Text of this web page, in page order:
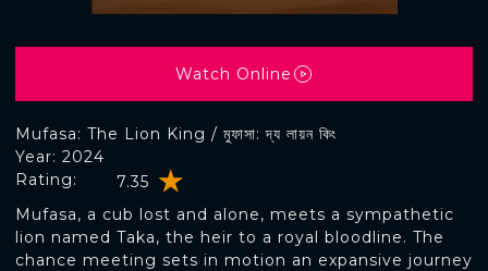
Mufasa: The Lion King / মুফাসা: দ্য লায়ন কিং
Rating: 7.35
Year: 2024
Mufasa, a cub lost and alone, meets a sympathetic
lion named Taka, the heir to a royal bloodline. The
chance meeting sets in motion an expansive journey
Watch Online